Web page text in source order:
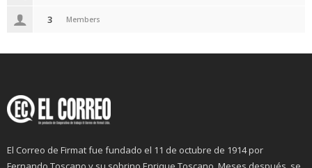
3 Members
El Correo de Firmat fue fundado el 11 de octubre de 1914 por